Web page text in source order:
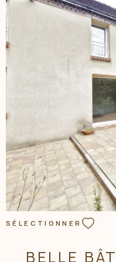
SÉLECTIONNER
BELLE